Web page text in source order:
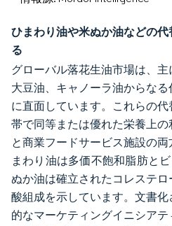
ひまわり油や米ぬか油などの
る
グローバル落花生油市場は、主
大豆油、キャノーラ油からな
に直面しています。これらの
帯で同等または優れた栄養上
と商業フードサービス施設の
まわり油は多価不飽和脂肪と
ぬか油は確立されたコレステ
酸組成を示しています。文書
的なマーケティングイニシア